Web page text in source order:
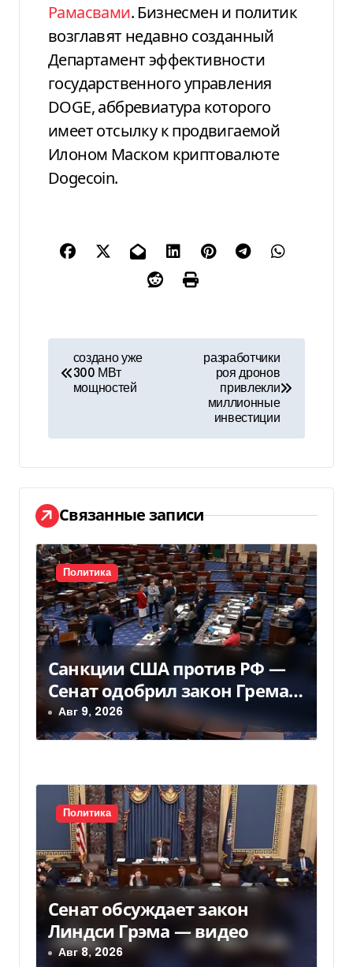
Рамасвами. Бизнесмен и политик
возглавят недавно созданный
Департамент эффективности
государственного управления
DOGE, аббревиатура которого
имеет отсылку к продвигаемой
Илоном Маском криптовалюте
Dogecoin.
г
а
ц
и
я
п
о
з
а
и
я
м
создано уже
300 МВт
мощностей
разработчики
роя дронов
привлекли
миллионные
инвестиции
Связанные записи
Политика
Санкции США против РФ —
Сенат одобрил закон Грема
— Фокус
Авг 9, 2026
Политика
Сенат обсуждает закон
Линдси Грэма — видео
Авг 8, 2026